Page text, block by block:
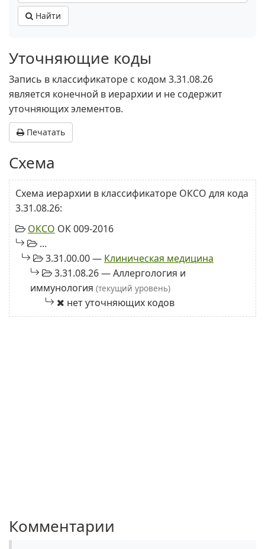
Найти
Уточняющие коды
Запись в классификаторе с кодом 3.31.08.26
является конечной в иерархии и не содержит
уточняющих элементов.
Печатать
Схема
Схема иерархии в классификаторе ОКСО для кода
3.31.08.26:
ОКСО ОК 009-2016
...
3.31.00.00 — Клиническая медицина
3.31.08.26 — Аллергология и
иммунология (текущий уровень)
нет уточняющих кодов
Комментарии